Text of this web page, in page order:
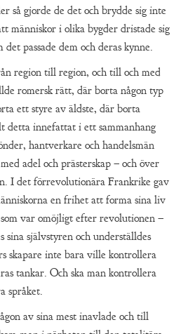
så gjorde de det och brydde sig inte
människor i olika bygder dristade sig
passade dem och deras kynne.
region till region, och till och med
romersk rätt, där borta någon typ
ett styre av äldste, där borta
innefattat i ett sammanhang
hantverkare och handelsmän
adel och prästerskap – och över
I det förrevolutionära Frankrike gav
en frihet att forma sina liv
var omöjligt efter revolutionen –
sina självstyren och underställdes
skapare inte bara ville kontrollera
tankar. Och ska man kontrollera
språket.
av sina mest inavlade och till